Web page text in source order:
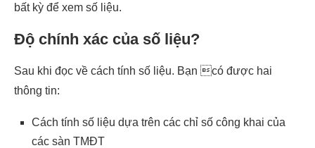
bất kỳ để xem số liệu.
Độ chính xác của số liệu?
Sau khi đọc về cách tính số liệu. Bạn có được hai
thông tin:
Cách tính số liệu dựa trên các chỉ số công khai của
các sàn TMĐT